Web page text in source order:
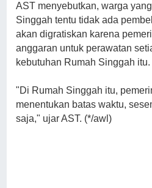
AST menyebutkan, warga
Singgah tentu tidak ada
akan digratiskan karena
anggaran untuk perawatan
kebutuhan Rumah Singgah itu.
"Di Rumah Singgah itu,
menentukan batas waktu,
saja," ujar AST. (*/awl)